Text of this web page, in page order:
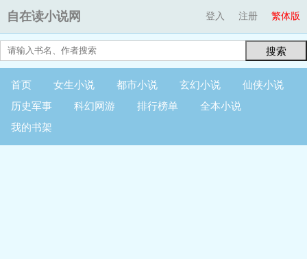
自在读小说网 繁体版
登入 注册
搜索
首页 女生小说 都市小说 玄幻小说
仙侠小说
历史军事
科幻网游 排行榜单
全本小说
我的书架